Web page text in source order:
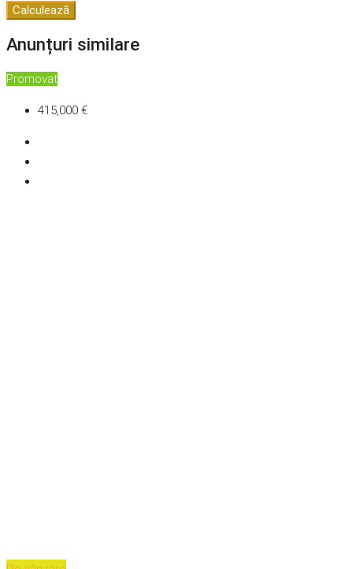
Calculează
Anunțuri similare
Promovat
415,000 €